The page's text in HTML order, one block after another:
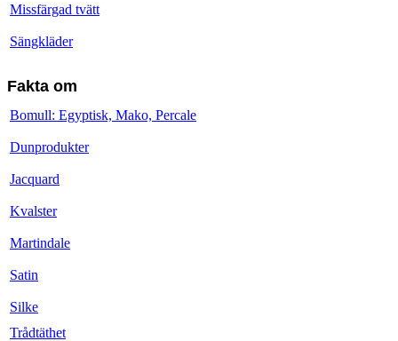
Missfärgad tvätt
Sängkläder
Fakta om
Bomull: Egyptisk, Mako, Percale
Dunprodukter
Jacquard
Kvalster
Martindale
Satin
Silke
Trådtäthet